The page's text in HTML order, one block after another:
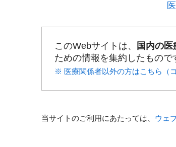
このWebサイトは、 国内の
ための情報を集約したもの
※ 医療関係者以外の方はこちら（
当サイトのご利用にあたっては、 ウェ